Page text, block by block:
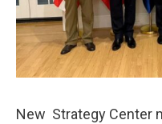
New Strategy Center